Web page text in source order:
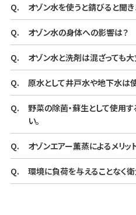
食品に掛けても大丈夫です。表
食品添加物（既存添加物枠）
に使用しても問題ありません。
オゾンは短時間で酸素に戻る
ゾンが残留していなければ、
りません。
また、オゾン水処理後、水道水
ん。
オゾン水を使うと錆びると聞き
当社製品の低濃度オゾン水
どの影響は見られません。
金属などへの影響はオゾン水濃
当社製品のオゾン水濃度（最
房機器への影響は
見受けられないため、通常の
オゾン水の身体への影響は？
各種接触試験を行った結果、影
オゾン水の人体への影響として
「うがいをした場合」
「傷口にふれた場合」「手洗い
験を実施していますが、
問題はありません。ただし、オ
だりうがいはしないでください
オゾン水と洗剤は混ざっても
一般的な洗剤との反応生成
以下となっています。
オゾン水と厨房で一般的に使
よる有害ガス発生の有無につ
確認しています。水道水の代わ
原水として井戸水や地下水は
いいえ。水道水限定となります。
野菜の除菌・蘇生として使用
い。
葉物はシャワーリング、根菜
してください。
葉物は細胞が強くないため、
ーリング）、
オゾンエアー薫蒸によるメリッ
厨房機器の裏側や壁面など、
な処理が可能です。
環境に負荷を与えることなく